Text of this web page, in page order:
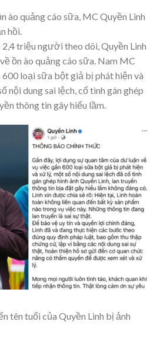
ào quảng cáo sữa, MC Quyền Linh
hồi.
triệu người theo dõi, Quyền Linh
ồn ào quảng cáo sữa. Nam MC
loại sữa bột giả bị phát hiện và
nội dung sai lệch, cố tình gán ghép
thông tin gây hiểu lầm.
tên tuổi của Quyền Linh bị ảnh